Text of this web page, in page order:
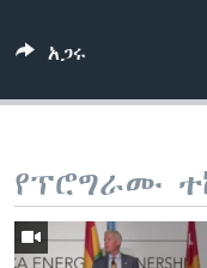
አጋሩ
የፕሮግራሙ